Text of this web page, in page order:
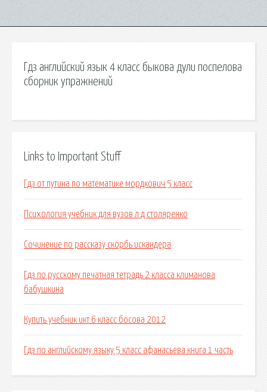
Гдз английский язык 4 класс быкова дули поспелова
сборник упражнений
Links to Important Stuff
Гдз от путина по математике мордкович 5 класс
Психология учебник для вузов л д столяренко
Сочинение по рассказу скорбь искандера
Гдз по русскому печатная тетрадь 2 класса климанова
бабушкина
Купить учебник икт 6 класс босова 2012
Гдз по английскому языку 5 класс афанасьева книга 1 часть